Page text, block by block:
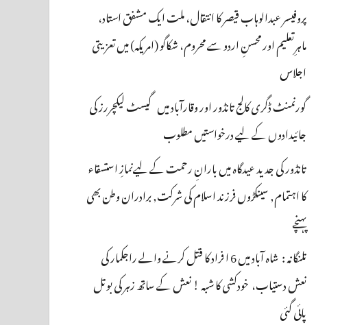
پروفیسر عبدالوہاب قیصر کا انتقال، ملت ایک مشفق استاد،
ماہرِتعلیم اور محسنِ اردو سے محروم، شکاگو (امریکہ) میں تعزیتی
اجلاس
گورنمنٹ ڈگری کالج تانڈور اور وقارآباد میں گیسٹ لیکچررز کی
جائیدادوں کے لیے درخواستیں مطلوب
تانڈور کی جدید عیدگاہ میں بارانِ رحمت کے لیےنمازِ استسقاء
کا اہتمام, سینکڑوں فرزند اسلام کی شرکت, برادران وطن بھی
پہنچے
تلنگانہ : شاہ آباد میں 6 ا فراد کا قتل کرنے والے راجکمار کی
نعش دستیاب، خودکشی کا شبہ ! نعش کے ساتھ زہر کی بوتل
پائی گئی